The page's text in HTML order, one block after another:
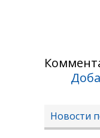
Новости